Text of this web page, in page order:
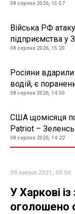
08 серпня 2026, 15:57
Війська РФ
підприємства у
08 серпня 2026, 15:20
Росіяни вдарили
водій, є
08 серпня 2026, 14:50
США щомісяця
Patriot –
08 серпня 2026, 14:22
09 липня 2021, 09:06
У Харкові
оголошено